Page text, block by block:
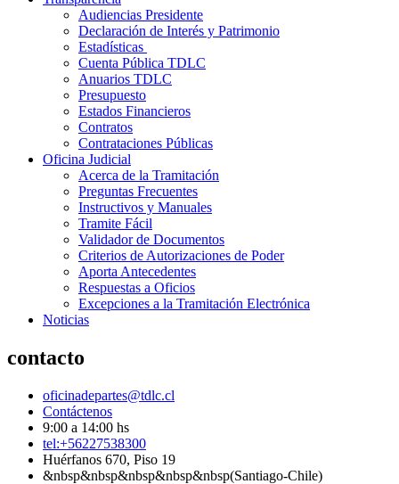
Audiencias Presidente
Declaración de Interés y Patrimonio
Estadísticas
Cuenta Pública TDLC
Anuarios TDLC
Presupuesto
Estados Financieros
Contratos
Contrataciones Públicas
Oficina Judicial
Acerca de la Tramitación
Preguntas Frecuentes
Instructivos y Manuales
Tramite Fácil
Validador de Documentos
Criterios de Autorizaciones de Poder
Aporta Antecedentes
Respuestas a Oficios
Excepciones a la Tramitación Electrónica
Noticias
contacto
oficinadepartes@tdlc.cl
Contáctenos
9:00 a 14:00 hs
tel:+56227538300
Huérfanos 670, Piso 19
&nbsp&nbsp&nbsp&nbsp&nbsp(Santiago-Chile)